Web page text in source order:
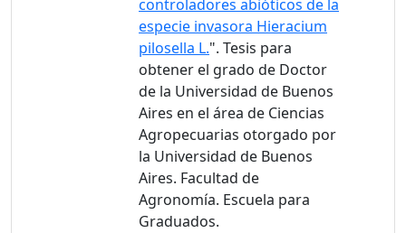
controladores abióticos de la
especie invasora Hieracium
pilosella L.". Tesis para
obtener el grado de Doctor
de la Universidad de Buenos
Aires en el área de Ciencias
Agropecuarias otorgado por
la Universidad de Buenos
Aires. Facultad de
Agronomía. Escuela para
Graduados.